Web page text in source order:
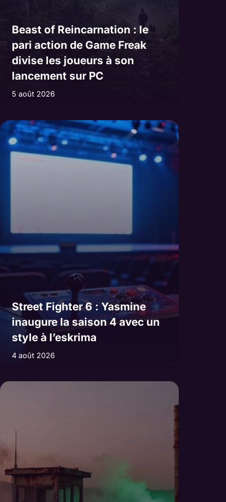
Beast of Reincarnation : le
pari action de Game Freak
divise les joueurs à son
lancement sur PC
5 août 2026
Street Fighter 6 : Yasmine
inaugure la saison 4 avec un
style à l’eskrima
4 août 2026